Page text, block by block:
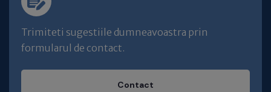
Trimiteti sugestiile dumneavoastra prin
formularul de contact.
Contact